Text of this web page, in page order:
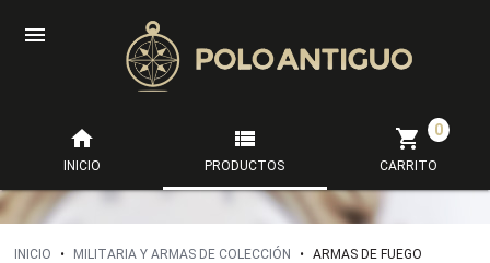


INICIO

PRODUCTOS
 0
CARRITO
INICIO • MILITARIA Y ARMAS DE COLECCIÓN • ARMAS DE FUEGO